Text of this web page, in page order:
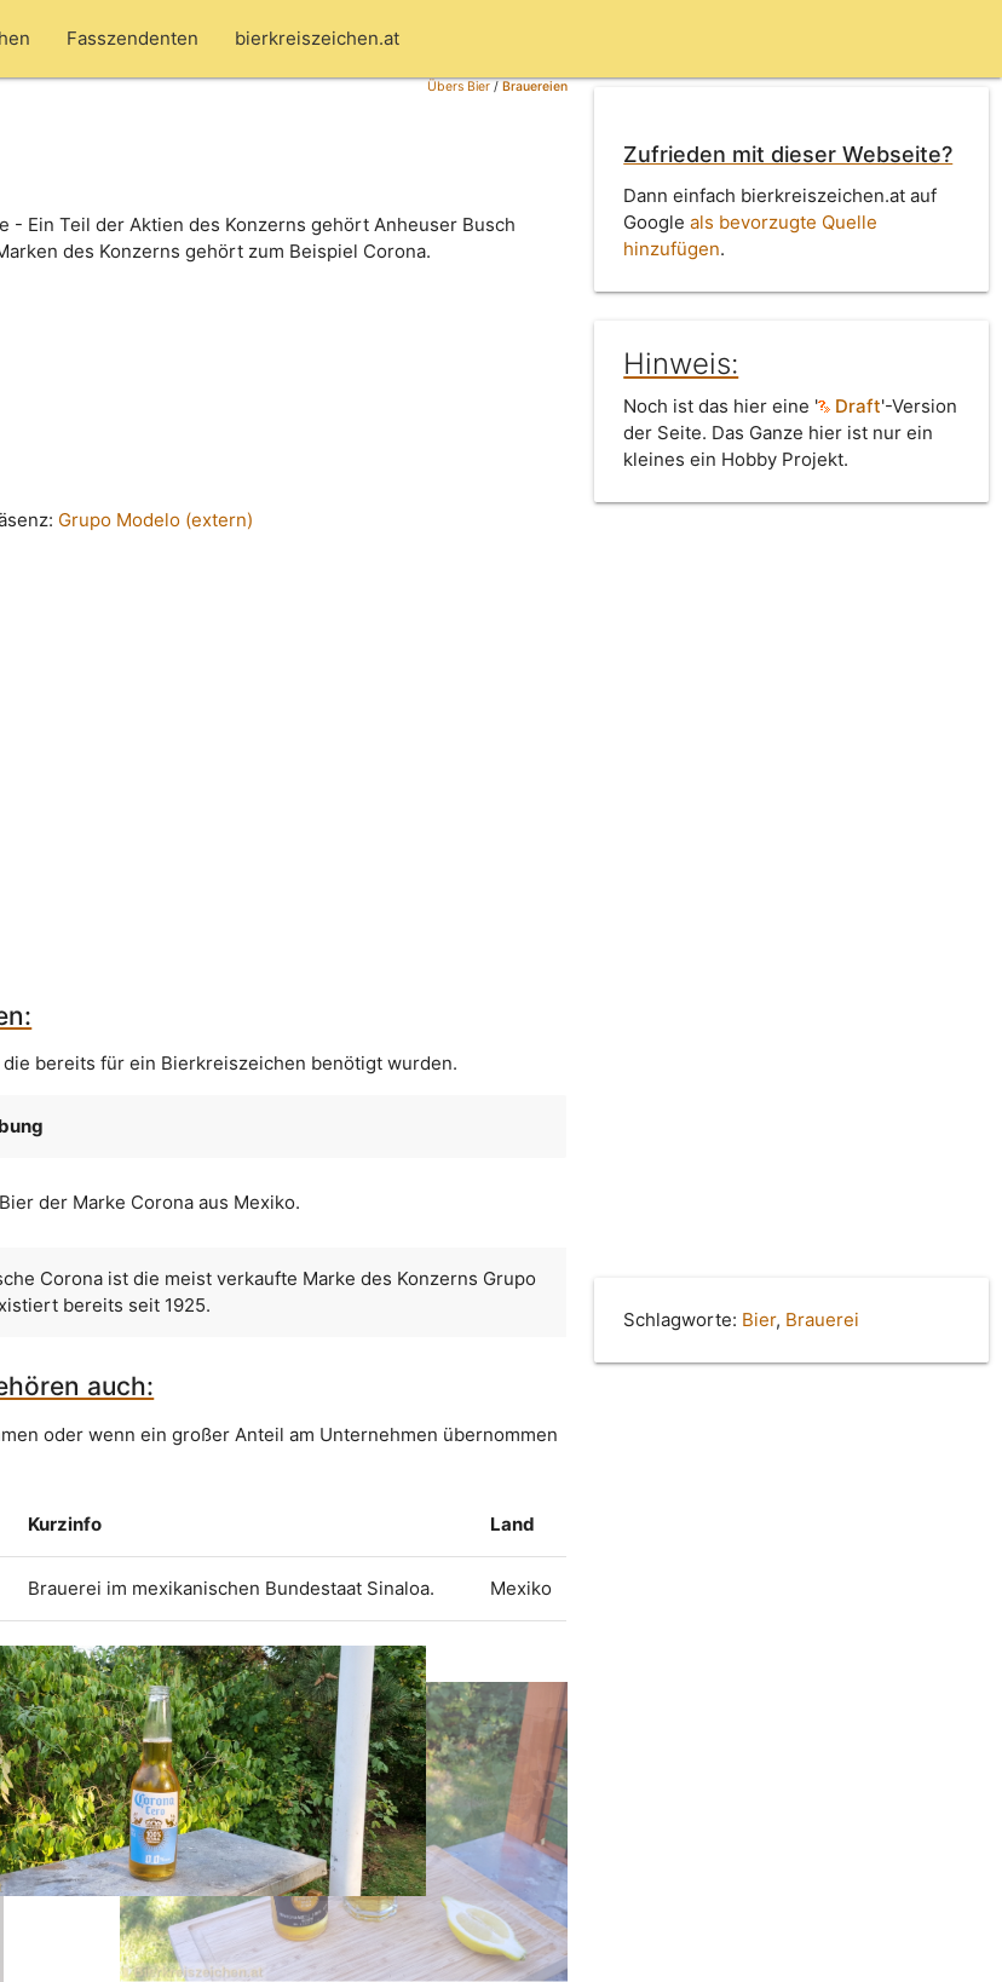
Fasszendenten bierkreiszeichen.at
Übers Bier/Brauereien
- Ein Teil der Aktien des Konzerns gehört Anheuser Busch
des Konzerns gehört zum Beispiel Corona.
Grupo Modelo (extern)
Zufrieden mit dieser Webseite?
Dann einfach bierkreiszeichen.at auf
Googleals bevorzugte Quelle
hinzufügen.
Hinweis:
Noch ist das hier eine ' Draft'-Version
der Seite. Das Ganze hier ist nur ein
kleines ein Hobby Projekt.
bereits für ein Bierkreiszeichen benötigt wurden.
der Marke Corona aus Mexiko.
Corona ist die meist verkaufte Marke des Konzerns Grupo
bereits seit 1925.
auch:
oder wenn ein großer Anteil am Unternehmen übernommen
Kurzinfo Land
Brauerei im mexikanischen Bundestaat Sinaloa. Mexiko
Schlagworte: Bier, Brauerei